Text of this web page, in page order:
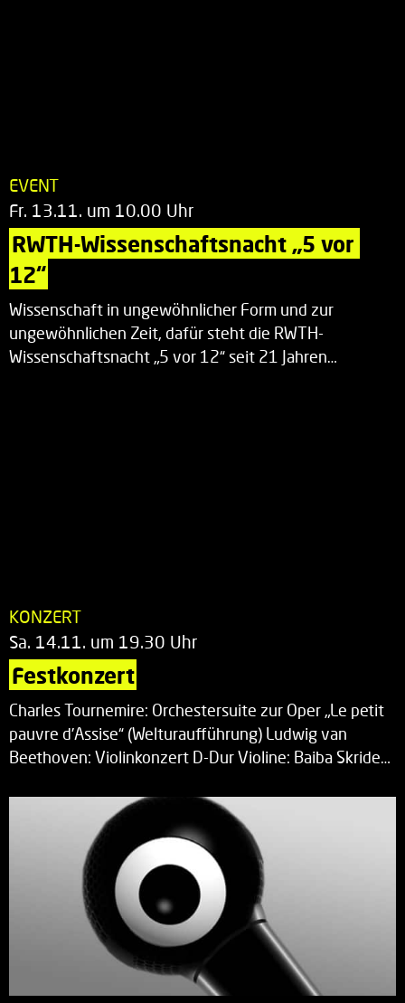
EVENT
Fr. 13.11. um 10.00 Uhr
RWTH-Wissenschaftsnacht „5 vor
12“
Wissenschaft in ungewöhnlicher Form und zur
ungewöhnlichen Zeit, dafür steht die RWTH-
Wissenschaftsnacht „5 vor 12“ seit 21 Jahren…
KONZERT
Sa. 14.11. um 19.30 Uhr
Festkonzert
Charles Tournemire: Orchestersuite zur Oper „Le petit
pauvre d’Assise“ (Welturaufführung) Ludwig van
Beethoven: Violinkonzert D-Dur Violine: Baiba Skride…